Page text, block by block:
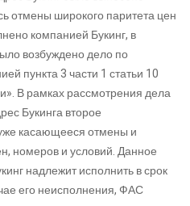
отмены широкого паритета цен
компанией Букинг, в
возбуждено дело по
пункта 3 части 1 статьи 10
». В рамках рассмотрения дела
Букинга второе
касающееся отмены и
номеров и условий. Данное
надлежит исполнить в срок
его неисполнения, ФАС